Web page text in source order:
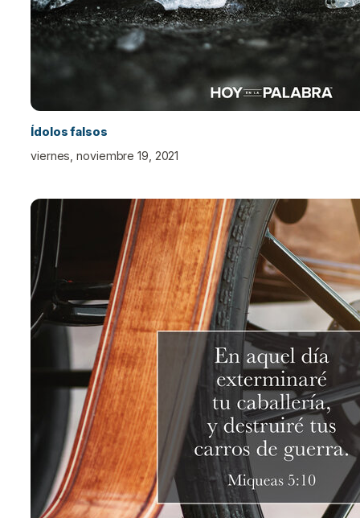
Ídolos falsos
viernes, noviembre 19, 2021